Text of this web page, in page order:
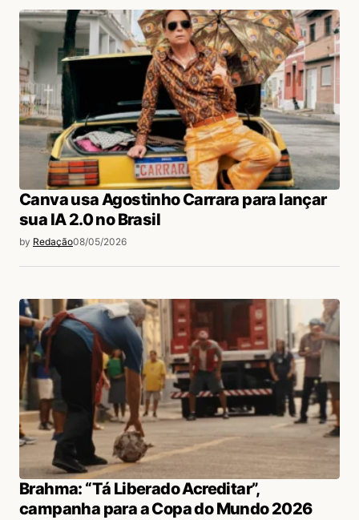
Canva usa Agostinho Carrara para lançar
sua IA 2.0 no Brasil
by Redação08/05/2026
Brahma: “Tá Liberado Acreditar”,
campanha para a Copa do Mundo 2026